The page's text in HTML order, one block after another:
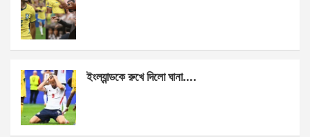
ইংল্যান্ডকে রুখে দিলো ঘানা….